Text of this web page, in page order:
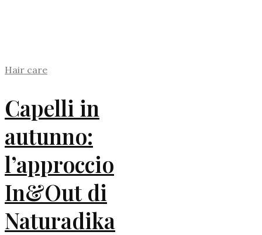
Hair care
Capelli in
autunno:
l’approccio
In&Out di
Naturadika